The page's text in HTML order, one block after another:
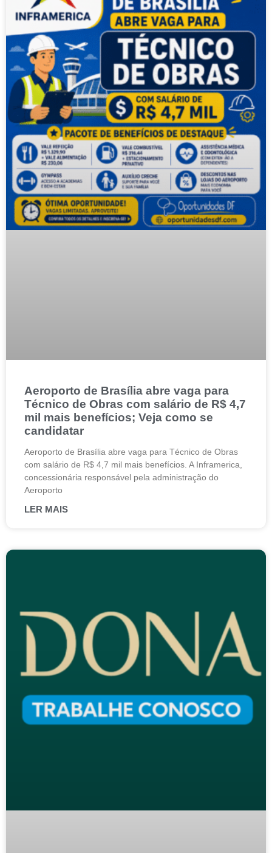
Aeroporto de Brasília abre vaga para
Técnico de Obras com salário de R$ 4,7
mil mais benefícios; Veja como se
candidatar
Aeroporto de Brasília abre vaga para Técnico de Obras
com salário de R$ 4,7 mil mais benefícios. A Inframerica,
concessionária responsável pela administração do
Aeroporto
LER MAIS